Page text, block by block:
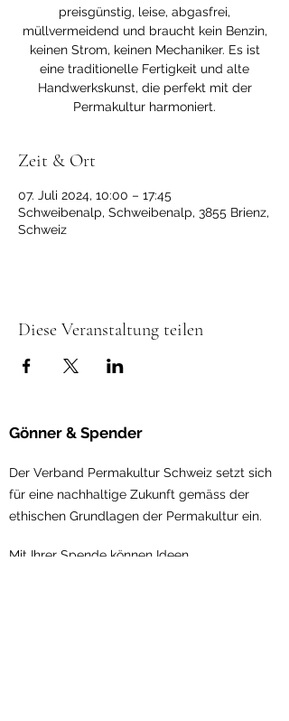
preisgünstig, leise, abgasfrei,
müllvermeidend und braucht kein Benzin,
keinen Strom, keinen Mechaniker. Es ist
eine traditionelle Fertigkeit und alte
Handwerkskunst, die perfekt mit der
Permakultur harmoniert.
Zeit & Ort
07. Juli 2024, 10:00 – 17:45
Schweibenalp, Schweibenalp, 3855 Brienz,
Schweiz
Diese Veranstaltung teilen
Gönner & Spender
Der Verband Permakultur Schweiz setzt sich
für eine nachhaltige Zukunft gemäss der
ethischen Grundlagen der Permakultur ein.
Mit Ihrer Spende können Ideen